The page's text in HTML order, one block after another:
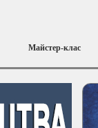
Майстер-клас